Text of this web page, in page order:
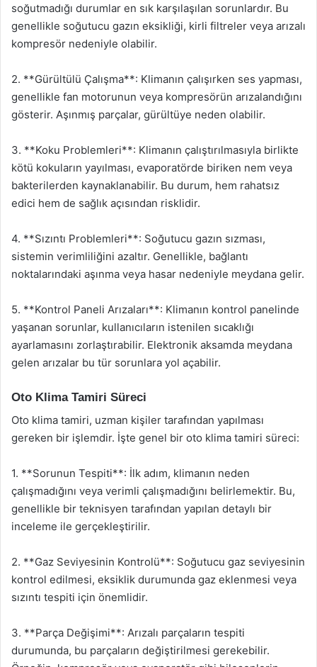
soğutmadığı durumlar en sık karşılaşılan sorunlardır. Bu
genellikle soğutucu gazın eksikliği, kirli filtreler veya arızalı
kompresör nedeniyle olabilir.
2. **Gürültülü Çalışma**: Klimanın çalışırken ses yapması,
genellikle fan motorunun veya kompresörün arızalandığını
gösterir. Aşınmış parçalar, gürültüye neden olabilir.
3. **Koku Problemleri**: Klimanın çalıştırılmasıyla birlikte
kötü kokuların yayılması, evaporatörde biriken nem veya
bakterilerden kaynaklanabilir. Bu durum, hem rahatsız
edici hem de sağlık açısından risklidir.
4. **Sızıntı Problemleri**: Soğutucu gazın sızması,
sistemin verimliliğini azaltır. Genellikle, bağlantı
noktalarındaki aşınma veya hasar nedeniyle meydana gelir.
5. **Kontrol Paneli Arızaları**: Klimanın kontrol panelinde
yaşanan sorunlar, kullanıcıların istenilen sıcaklığı
ayarlamasını zorlaştırabilir. Elektronik aksamda meydana
gelen arızalar bu tür sorunlara yol açabilir.
Oto Klima Tamiri Süreci
Oto klima tamiri, uzman kişiler tarafından yapılması
gereken bir işlemdir. İşte genel bir oto klima tamiri süreci:
1. **Sorunun Tespiti**: İlk adım, klimanın neden
çalışmadığını veya verimli çalışmadığını belirlemektir. Bu,
genellikle bir teknisyen tarafından yapılan detaylı bir
inceleme ile gerçekleştirilir.
2. **Gaz Seviyesinin Kontrolü**: Soğutucu gaz seviyesinin
kontrol edilmesi, eksiklik durumunda gaz eklenmesi veya
sızıntı tespiti için önemlidir.
3. **Parça Değişimi**: Arızalı parçaların tespiti
durumunda, bu parçaların değiştirilmesi gerekebilir.